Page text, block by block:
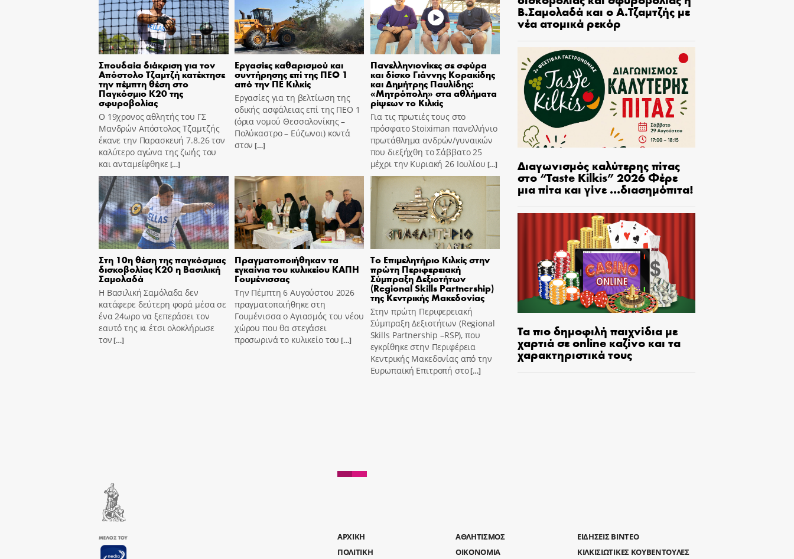
Σπουδαία διάκριση για τον
Απόστολο Τζαμτζή κατέκτησε
την πέμπτη θέση στο
Παγκόσμιο Κ20 της
σφυροβολίας
Ο 19χρονος αθλητής του ΓΣ
Μανδρών Απόστολος Τζαμτζής
έκανε την Παρασκευή 7.8.26 τον
καλύτερο αγώνα της ζωής του
και ανταμείφθηκε […]
Εργασίες καθαρισμού και
συντήρησης επί της ΠΕΟ 1
από την ΠΕ Κιλκίς
Εργασίες για τη βελτίωση της
οδικής ασφάλειας επί της ΠΕΟ 1
(όρια νομού Θεσσαλονίκης –
Πολύκαστρο – Εύζωνοι) κοντά
στον […]
Πανελληνιονίκες σε σφύρα
και δίσκο Γιάννης Κορακίδης
και Δημήτρης Παυλίδης:
«Μητρόπολη» στα αθλήματα
ρίψεων το Κιλκίς
Για τις πρωτιές τους στο
πρόσφατο Stoiximan πανελλήνιο
πρωτάθλημα ανδρών/γυναικών
που διεξήχθη το Σάββατο 25
μέχρι την Κυριακή 26 Ιουλίου […]
Στη 10η θέση της παγκόσμιας
δισκοβολίας Κ20 η Βασιλική
Σαμολαδά
Η Βασιλική Σαμόλαδα δεν
κατάφερε δεύτερη φορά μέσα σε
ένα 24ωρο να ξεπεράσει τον
εαυτό της κι έτσι ολοκλήρωσε
τον[…]
Πραγματοποιήθηκαν τα
εγκαίνια του κυλικείου ΚΑΠΗ
Γουμένισσας
Την Πέμπτη 6 Αυγούστου 2026
πραγματοποιήθηκε στη
Γουμένισσα ο Αγιασμός του νέου
χώρου που θα στεγάσει
προσωρινά το κυλικείο του […]
Το Επιμελητήριο Κιλκίς στην
πρώτη Περιφερειακή
Σύμπραξη Δεξιοτήτων
(Regional Skills Partnership)
της Κεντρικής Μακεδονίας
Στην πρώτη Περιφερειακή
Σύμπραξη Δεξιοτήτων (Regional
Skills Partnership –RSP), που
εγκρίθηκε στην Περιφέρεια
Κεντρικής Μακεδονίας από την
Ευρωπαϊκή Επιτροπή στο[…]
Β.Σαμολαδά και ο Α.Τζαμτζής με
νέα ατομικά ρεκόρ
Διαγωνισμός καλύτερης πίτας
στο “Taste Kilkis” 2026 Φέρε
μια πίτα και γίνε …διασημόπιτα!
Τα πιο δημοφιλή παιχνίδια με
χαρτιά σε online καζίνο και τα
χαρακτηριστικά τους
AΡΧΙΚΗ
ΑΘΛΗΤΙΣΜΟΣ
ΠΟΛΙΤΙΚΗ
ΟΙΚΟΝΟΜΙΑ
ΕΙΔΗΣΕΙΣ ΒΙΝΤΕΟ
ΚΙΛΚΙΣΙΩΤΙΚΕΣ ΚΟΥΒΕΝΤΟΥΛΕΣ